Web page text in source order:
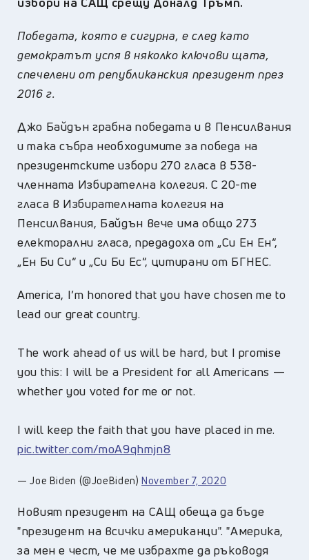
Победата, която е сигурна, е след като
демократът успя в няколко ключови щата,
спечелени от републиканския президент през
2016 г.
Джо Байдън грабна победата и в Пенсилвания
и така събра необходимите за победа на
президентските избори 270 гласа в 538-
членната Избирателна колегия. С 20-те
гласа в Избирателната колегия на
Пенсилвания, Байдън вече има общо 273
електорални гласа, предадоха от „Си Ен Ен“,
„Ен Би Си“ и „Си Би Ес“, цитирани от БГНЕС.
America, I’m honored that you have chosen me to
lead our great country.
The work ahead of us will be hard, but I promise
you this: I will be a President for all Americans —
whether you voted for me or not.
I will keep the faith that you have placed in me.
pic.twitter.com/moA9qhmjn8
— Joe Biden (@JoeBiden)November 7, 2020
Новият президент на САЩ обеща да бъде
"президент на всички американци". "Америка,
за мен е чест, че ме избрахте да ръководя